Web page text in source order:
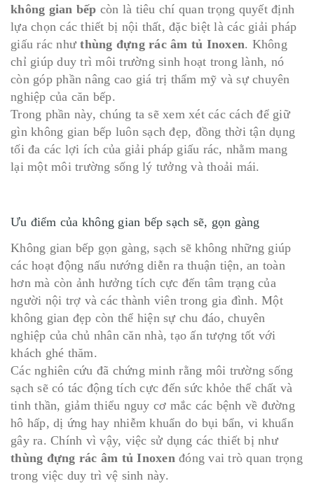
không gian bếp còn là tiêu chí quan trọng quyết định
lựa chọn các thiết bị nội thất, đặc biệt là các giải pháp
giấu rác nhưthùng đựng rác âm tủ Inoxen. Không
chỉ giúp duy trì môi trường sinh hoạt trong lành, nó
còn góp phần nâng cao giá trị thẩm mỹ và sự chuyên
nghiệp của căn bếp.
Trong phần này, chúng ta sẽ xem xét các cách để giữ
gìn không gian bếp luôn sạch đẹp, đồng thời tận dụng
tối đa các lợi ích của giải pháp giấu rác, nhằm mang
lại một môi trường sống lý tưởng và thoải mái.
Ưu điểm của không gian bếp sạch sẽ, gọn gàng
Không gian bếp gọn gàng, sạch sẽ không những giúp
các hoạt động nấu nướng diễn ra thuận tiện, an toàn
hơn mà còn ảnh hưởng tích cực đến tâm trạng của
người nội trợ và các thành viên trong gia đình. Một
không gian đẹp còn thể hiện sự chu đáo, chuyên
nghiệp của chủ nhân căn nhà, tạo ấn tượng tốt với
khách ghé thăm.
Các nghiên cứu đã chứng minh rằng môi trường sống
sạch sẽ có tác động tích cực đến sức khỏe thể chất và
tinh thần, giảm thiểu nguy cơ mắc các bệnh về đường
hô hấp, dị ứng hay nhiễm khuẩn do bụi bẩn, vi khuẩn
gây ra. Chính vì vậy, việc sử dụng các thiết bị như
thùng đựng rác âm tủ Inoxenđóng vai trò quan trọng
trong việc duy trì vệ sinh này.